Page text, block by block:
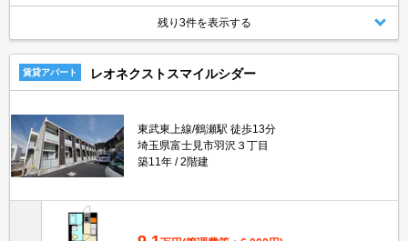
残り3件を表示する
賃貸アパート レオネクストスマイルシダー
東武東上線/鶴瀬駅 徒歩13分
埼玉県富士見市羽沢３丁目
築11年
2階建